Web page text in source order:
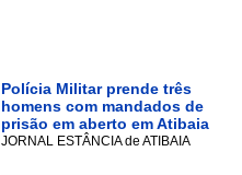
Polícia Militar prende três
homens com mandados de
prisão em aberto em Atibaia
JORNAL ESTÂNCIA de ATIBAIA